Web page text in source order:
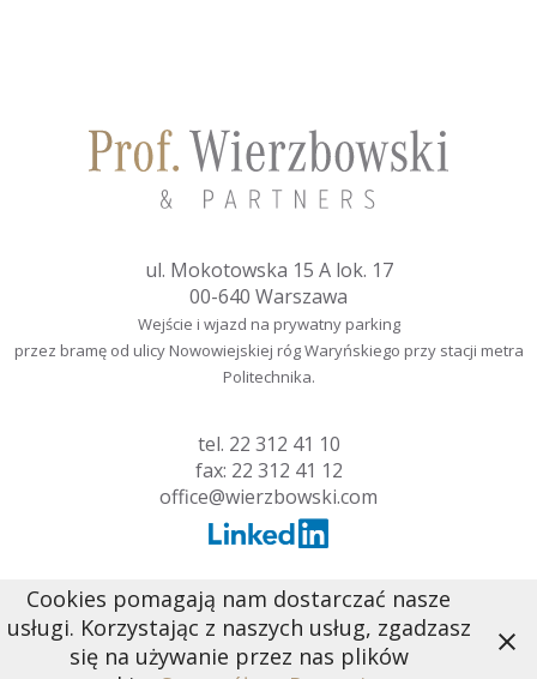
ul. Mokotowska 15 A lok. 17
00-640 Warszawa
Wejście i wjazd na prywatny parking
przez bramę od ulicy Nowowiejskiej róg Waryńskiego przy stacji metra
Politechnika.
tel. 22 312 41 10
fax: 22 312 41 12
office@wierzbowski.com
Cookies pomagają nam dostarczać nasze
usługi. Korzystając z naszych usług, zgadzasz
się na używanie przez nas plików